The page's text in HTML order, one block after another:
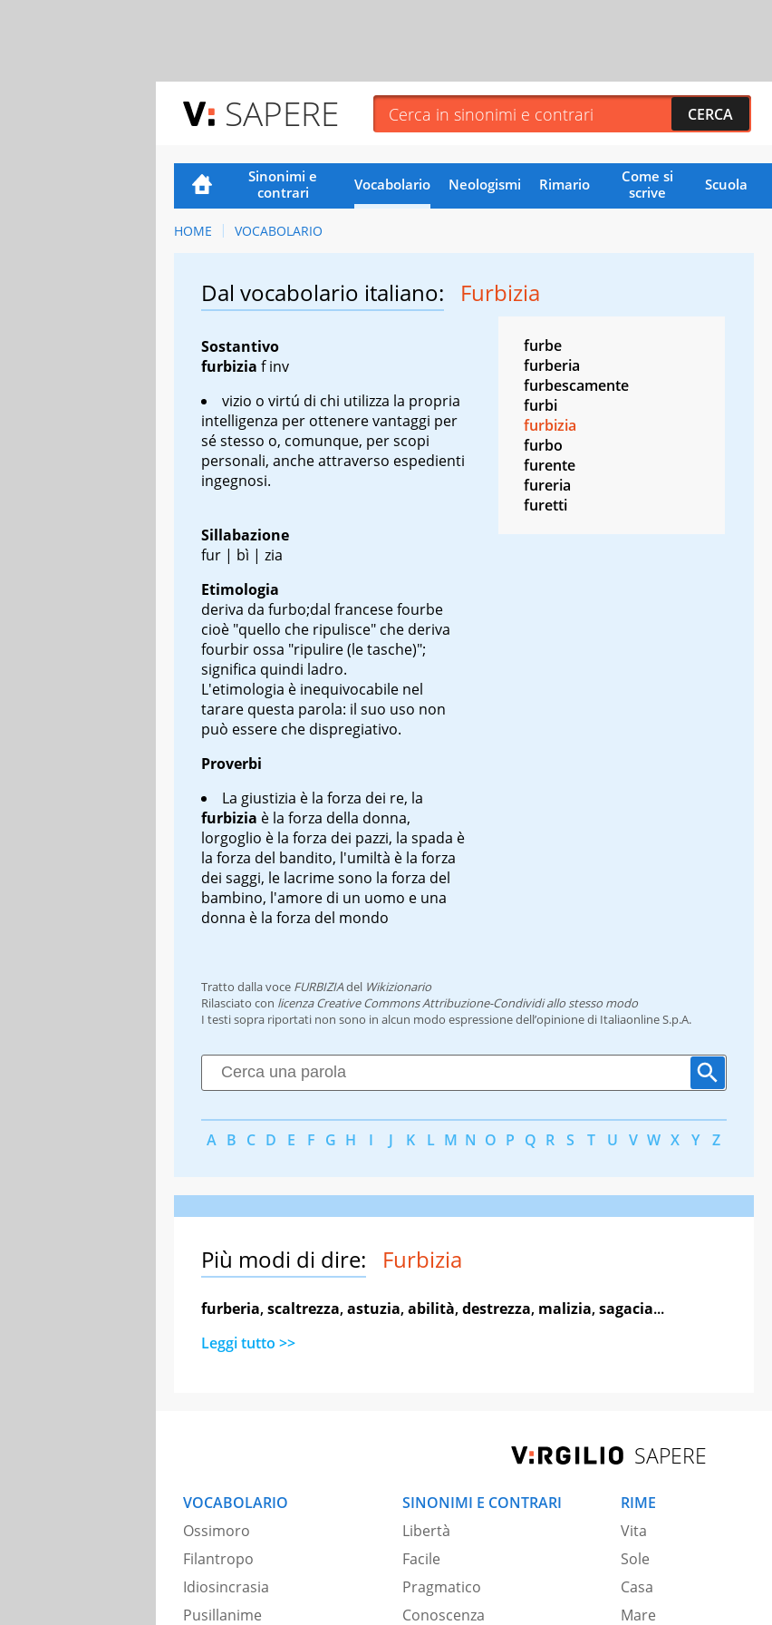
SAPERE
Sinonimi e
contrari
Vocabolario Neologismi Rimario
Come si
scrive
Scuola
HOME VOCABOLARIO
Dal vocabolario italiano: Furbizia
Sostantivo
furbizia f inv
vizio o virtú di chi utilizza la propria
intelligenza per ottenere vantaggi per
sé stesso o, comunque, per scopi
personali, anche attraverso espedienti
ingegnosi.
Sillabazione
fur | bì | zia
Etimologia
deriva da furbo;dal francesefourbe
cioè "quello che ripulisce" che deriva
fourbir ossa "ripulire (le tasche)";
significa quindi ladro.
L'etimologia è inequivocabile nel
tarare questa parola: il suo uso non
può essere che dispregiativo.
Proverbi
La giustizia è la forza dei re, la
furbizia è la forza della donna,
lorgoglio è la forza dei pazzi, la spada è
la forza del bandito, l'umiltà è la forza
dei saggi, le lacrime sono la forza del
bambino, l'amore di un uomo e una
donna è la forza del mondo
furbe
furberia
furbescamente
furbi
furbizia
furbo
furente
fureria
furetti
Tratto dalla voce FURBIZIAdel Wikizionario
Rilasciato con licenza Creative Commons Attribuzione-Condividi allo stesso modo
I testi sopra riportati non sono in alcun modo espressione dell’opinione di Italiaonline S.p.A.
A B C D E F G H I J K L M N O P Q R S T U V W X Y Z
Più modi di dire: Furbizia
furberia,scaltrezza,astuzia,abilità,destrezza, malizia,sagacia...
Leggi tutto >>
SAPERE
VOCABOLARIO
Ossimoro
Filantropo
Idiosincrasia
Pusillanime
SINONIMI E CONTRARI
Libertà
Facile
Pragmatico
Conoscenza
RIME
Vita
Sole
Casa
Mare